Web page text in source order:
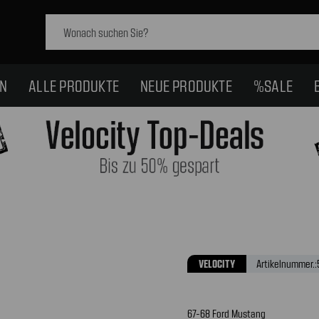
ALLE PRODUKTE NEUE PRODUKTE %SALE
VELOCITY Artikelnummer.:
67-68 Ford Mustang